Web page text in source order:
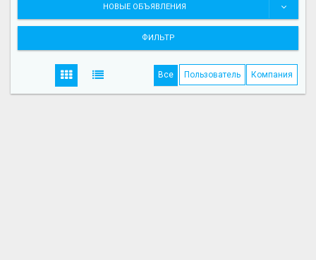
НОВЫЕ ОБЪЯВЛЕНИЯ
ФИЛЬТР
Все Пользователь Компания